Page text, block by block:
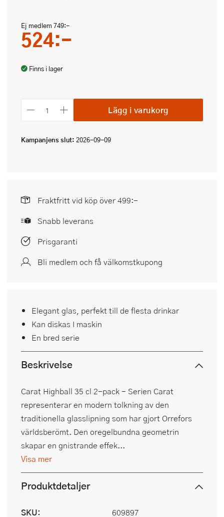
Ej medlem 749:-
524:-
Finns i lager
Lägg i varukorg
Kampanjens slut: 2026-09-09
Fraktfritt vid köp över 499:-
Snabb leverans
Prisgaranti
Bli medlem och få välkomstkupong
Elegant glas, perfekt till de flesta drinkar
Kan diskas I maskin
En bred serie
Beskrivelse
Carat Highball 35 cl 2-pack - Serien Carat
representerar en modern tolkning av den
traditionella glasslipning som har gjort Orrefors
världsberömt. Den oregelbundna geometrin
skapar en gnistrande effek...
Visa mer
Produktdetaljer
SKU: 609897